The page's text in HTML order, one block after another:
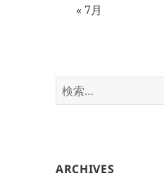
« 7月
検
索:
ARCHIVES